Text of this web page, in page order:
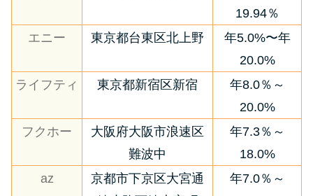
19.94％
エニー
東京都台東区北上野
年5.0%〜年
20.0%
ライフティ
東京都新宿区新宿
年8.0％～
20.0%
フクホー
大阪府大阪市浪速区
難波中
年7.3％～
18.0%
az
京都市下京区大宮通
年7.0％～